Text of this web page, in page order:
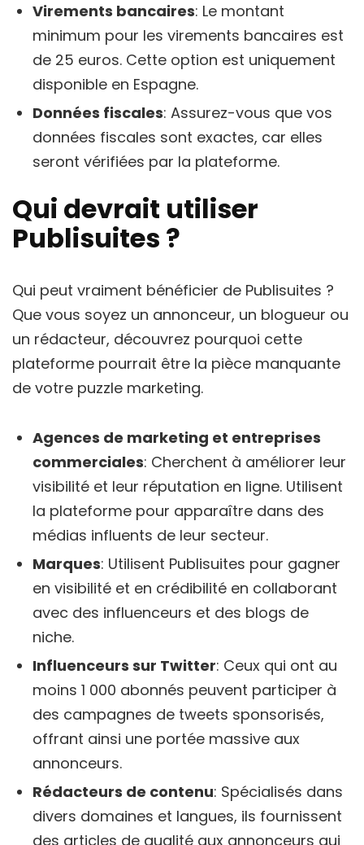
Virements bancaires: Le montant
minimum pour les virements bancaires est
de 25 euros. Cette option est uniquement
disponible en Espagne.
Données fiscales: Assurez-vous que vos
données fiscales sont exactes, car elles
seront vérifiées par la plateforme.
Qui devrait utiliser
Publisuites ?
Qui peut vraiment bénéficier de Publisuites ?
Que vous soyez un annonceur, un blogueur ou
un rédacteur, découvrez pourquoi cette
plateforme pourrait être la pièce manquante
de votre puzzle marketing.
Agences de marketing et entreprises
commerciales: Cherchent à améliorer leur
visibilité et leur réputation en ligne. Utilisent
la plateforme pour apparaître dans des
médias influents de leur secteur.
Marques: Utilisent Publisuites pour gagner
en visibilité et en crédibilité en collaborant
avec des influenceurs et des blogs de
niche.
Influenceurs sur Twitter: Ceux qui ont au
moins 1 000 abonnés peuvent participer à
des campagnes de tweets sponsorisés,
offrant ainsi une portée massive aux
annonceurs.
Rédacteurs de contenu: Spécialisés dans
divers domaines et langues, ils fournissent
des articles de qualité aux annonceurs qui